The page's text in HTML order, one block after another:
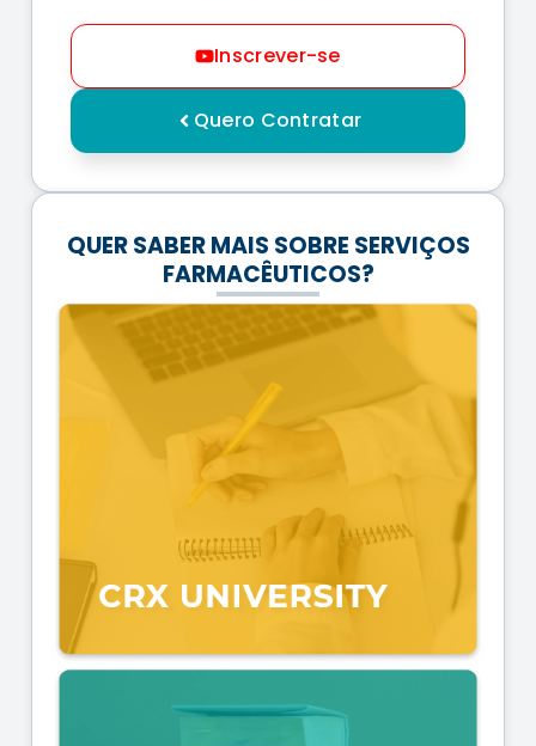
Inscrever-se
Quero Contratar
QUER SABER MAIS SOBRE SERVIÇOS
FARMACÊUTICOS?